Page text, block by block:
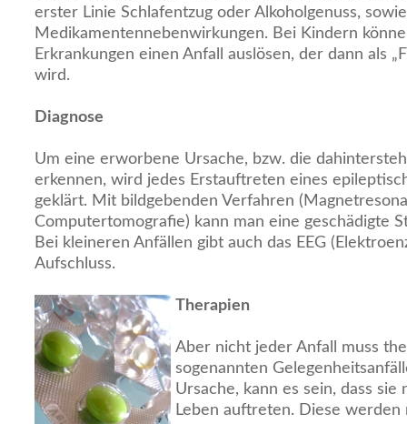
erster Linie Schlafentzug oder Alkoholgenuss,
Medikamentennebenwirkungen. Bei Kindern
Erkrankungen einen Anfall auslösen, der dann als
wird.
Diagnose
Um eine erworbene Ursache, bzw. die
erkennen, wird jedes Erstauftreten eines
geklärt. Mit bildgebenden Verfahren
Computertomografie) kann man eine geschädigte
Bei kleineren Anfällen gibt auch das EEG
Aufschluss.
Therapien
Aber nicht jeder Anfall muss
sogenannten
Ursache, kann es sein, dass
Leben auftreten. Diese werden